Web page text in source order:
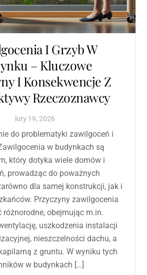
I Grzyb W
– Kluczowe
I Konsekwencje Z
Rzeczoznawcy
luty 19, 2026
do problematyki zawilgoceń i
w budynkach są
który dotyka wiele domów i
prowadząc do poważnych
dla samej konstrukcji, jak i
Przyczyny zawilgocenia
różnorodne, obejmując m.in.
uszkodzenia instalacji
nieszczelności dachu, a
z gruntu. W wyniku tych
w budynkach […]